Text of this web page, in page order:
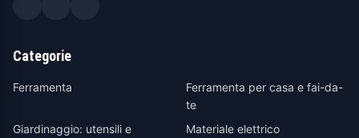
Categorie
Ferramenta
Ferramenta per casa e fai-da-
te
Giardinaggio: utensili e
Materiale elettrico